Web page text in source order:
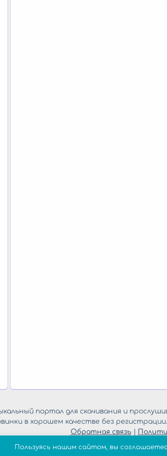
портал для скачивания и
в хорошем качестве без
Обратная связь
Пользуясь нашим сайтом, вы